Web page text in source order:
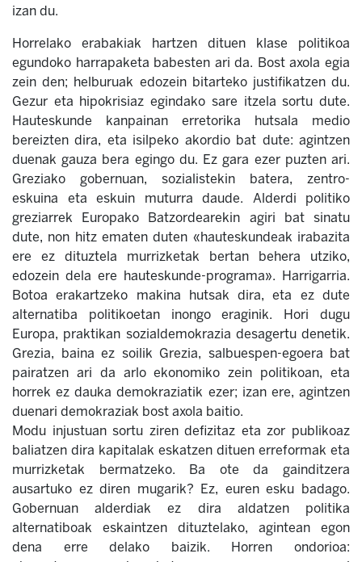
izan du.
Horrelako erabakiak hartzen dituen klase politikoa
egundoko harrapaketa babesten ari da. Bost axola egia
zein den; helburuak edozein bitarteko justifikatzen du.
Gezur eta hipokrisiaz egindako sare itzela sortu dute.
Hauteskunde kanpainan erretorika hutsala medio
bereizten dira, eta isilpeko akordio bat dute: agintzen
duenak gauza bera egingo du. Ez gara ezer puzten ari.
Greziako gobernuan, sozialistekin batera, zentro-
eskuina eta eskuin muturra daude. Alderdi politiko
greziarrek Europako Batzordearekin agiri bat sinatu
dute, non hitz ematen duten «hauteskundeak irabazita
ere ez dituztela murrizketak bertan behera utziko,
edozein dela ere hauteskunde-programa». Harrigarria.
Botoa erakartzeko makina hutsak dira, eta ez dute
alternatiba politikoetan inongo eraginik. Hori dugu
Europa, praktikan sozialdemokrazia desagertu denetik.
Grezia, baina ez soilik Grezia, salbuespen-egoera bat
pairatzen ari da arlo ekonomiko zein politikoan, eta
horrek ez dauka demokraziatik ezer; izan ere, agintzen
duenari demokraziak bost axola baitio.
Modu injustuan sortu ziren defizitaz eta zor publikoaz
baliatzen dira kapitalak eskatzen dituen erreformak eta
murrizketak bermatzeko. Ba ote da gainditzera
ausartuko ez diren mugarik? Ez, euren esku badago.
Gobernuan alderdiak ez dira aldatzen politika
alternatiboak eskaintzen dituztelako, agintean egon
dena erre delako baizik. Horren ondorioa: